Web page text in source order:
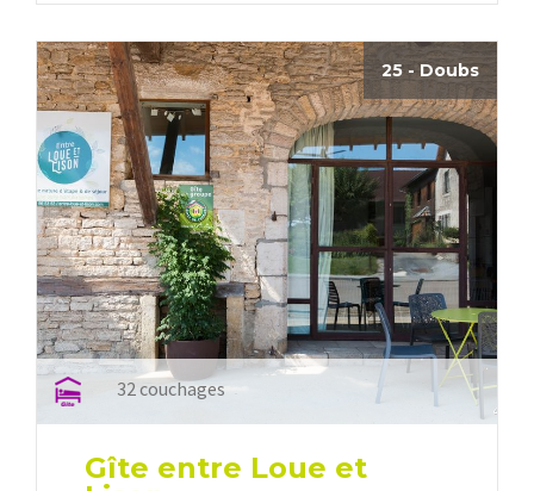
25 - Doubs
32 couchages
Gîte entre Loue et